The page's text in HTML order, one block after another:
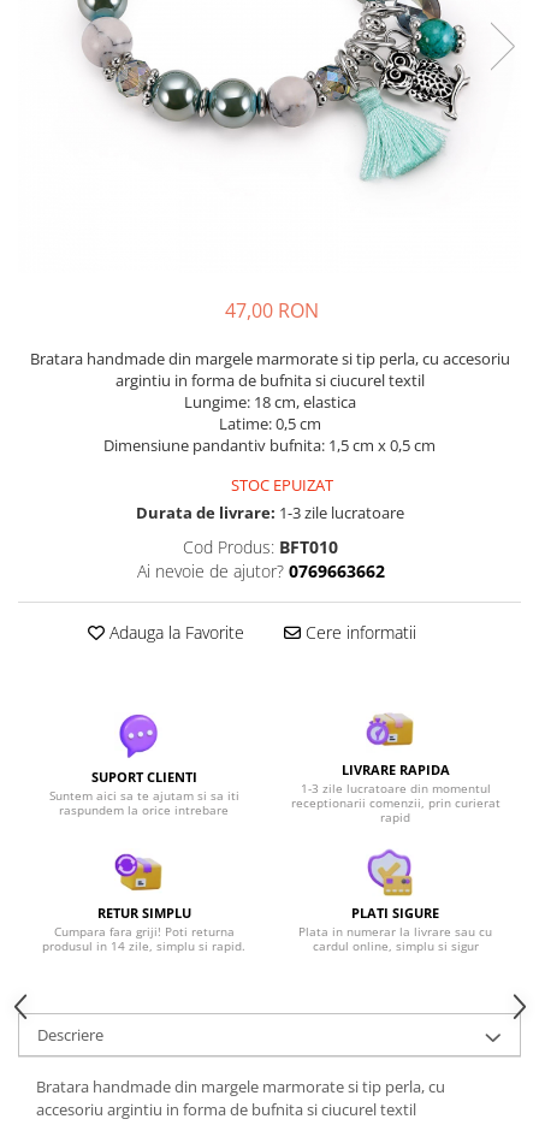
47,00 RON
Bratara handmade din margele marmorate si tip perla, cu accesoriu
argintiu in forma de bufnita si ciucurel textil
Lungime: 18 cm, elastica
Latime: 0,5 cm
Dimensiune pandantiv bufnita: 1,5 cm x 0,5 cm
STOC EPUIZAT
Durata de livrare: 1-3 zile lucratoare
Cod Produs: BFT010
Ai nevoie de ajutor? 0769663662
Adauga la Favorite Cere informatii
SUPORT CLIENTI
Suntem aici sa te ajutam si sa iti
raspundem la orice intrebare
LIVRARE RAPIDA
1-3 zile lucratoare din momentul
receptionarii comenzii, prin curierat
rapid
RETUR SIMPLU
Cumpara fara griji! Poti returna
produsul in 14 zile, simplu si rapid.
PLATI SIGURE
Plata in numerar la livrare sau cu
cardul online, simplu si sigur
Descriere
Bratara handmade din margele marmorate si tip perla, cu
accesoriu argintiu in forma de bufnita si ciucurel textil